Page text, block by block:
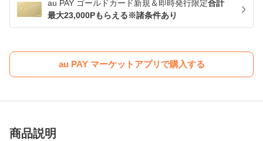
au PAY ゴールドカード新規＆即時発行限定合計
最大23,000Pもらえる※諸条件あり
au PAY マーケットアプリで購入する
商品説明